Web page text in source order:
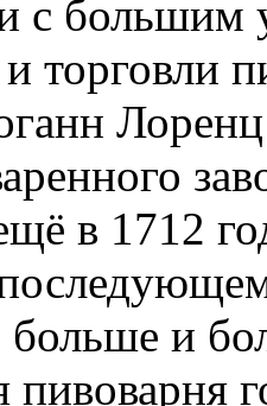
с большим
торговли
в 1712
и
пивоварня